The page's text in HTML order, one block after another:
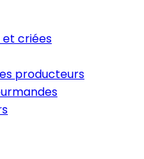
et criées
producteurs